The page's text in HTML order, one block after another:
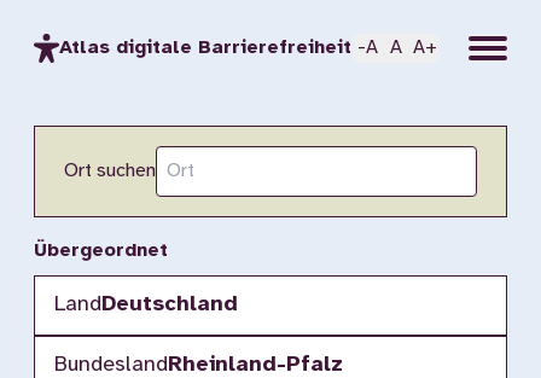
Atlas digitale Barrierefreiheit -A A A+ Menu
Ort suchen
Übergeordnet
LandDeutschland
BundeslandRheinland-Pfalz